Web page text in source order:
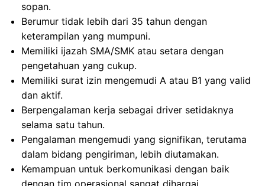
sopan.
Berumur tidak lebih dari 35 tahun dengan
keterampilan yang mumpuni.
Memiliki ijazah SMA/SMK atau setara dengan
pengetahuan yang cukup.
Memiliki surat izin mengemudi A atau B1 yang valid
dan aktif.
Berpengalaman kerja sebagai driver setidaknya
selama satu tahun.
Pengalaman mengemudi yang signifikan, terutama
dalam bidang pengiriman, lebih diutamakan.
Kemampuan untuk berkomunikasi dengan baik
dengan tim operasional sangat dihargai.